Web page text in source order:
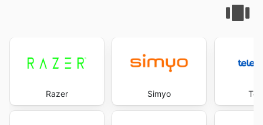
Razer Simyo